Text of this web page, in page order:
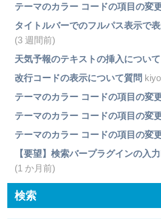
テーマのカラー コードの項目の変
タイトルバーでのフルパス表示で
(3 週間前)
天気予報のテキストの挿入について
改行コードの表示について質問
テーマのカラー コードの項目の変
テーマのカラー コードの項目の変
テーマのカラー コードの項目の変
【要望】検索バープラグインの入
(1 か月前)
検索